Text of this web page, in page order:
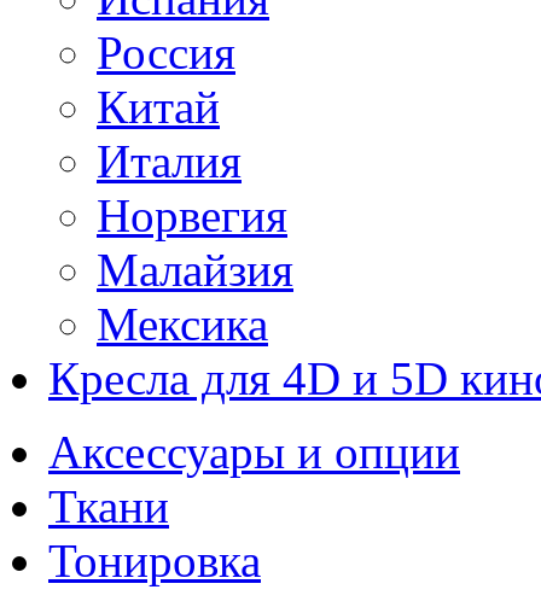
Россия
Китай
Италия
Норвегия
Малайзия
Мексика
Кресла для 4D и 5D
Аксессуары и опции
Ткани
Тонировка